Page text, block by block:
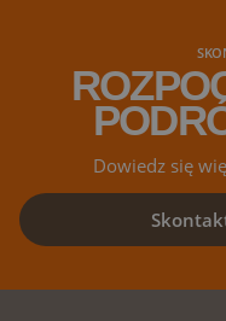
Dowiedz się